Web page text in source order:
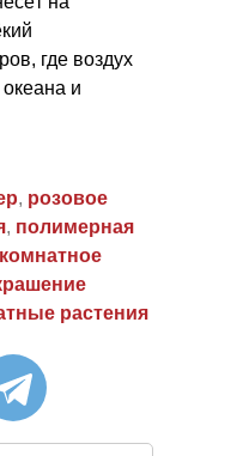
где воздух
и
, розовое
, полимерная
комнатное
растения